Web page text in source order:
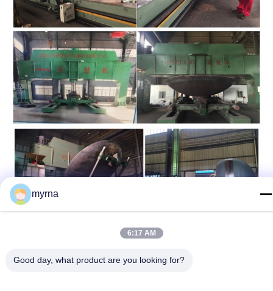
myrna
6:17 AM
Good day, what product are you looking for?